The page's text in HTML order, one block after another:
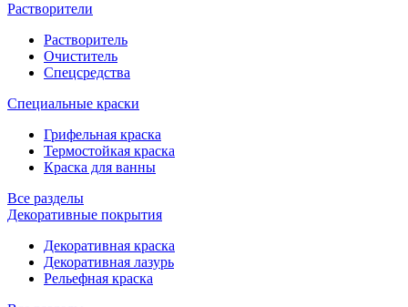
Растворители
Растворитель
Очиститель
Спецсредства
Специальные краски
Грифельная краска
Термостойкая краска
Краска для ванны
Все разделы
Декоративные покрытия
Декоративная краска
Декоративная лазурь
Рельефная краска